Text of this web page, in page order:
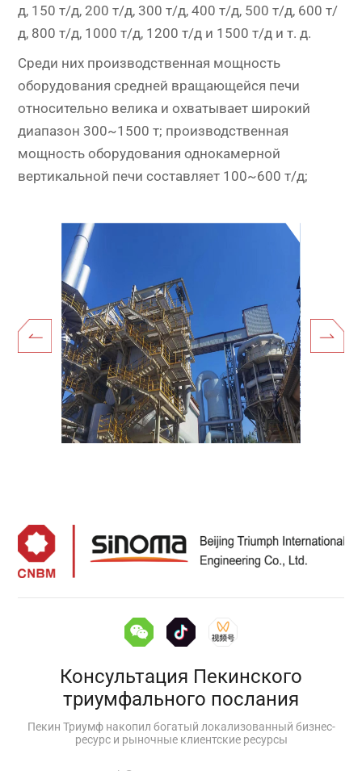
д, 150 т/д, 200 т/д, 300 т/д, 400 т/д, 500 т/д, 600 т/
д, 800 т/д, 1000 т/д, 1200 т/д и 1500 т/д и т. д.
Среди них производственная мощность
оборудования средней вращающейся печи
относительно велика и охватывает широкий
диапазон 300~1500 т; производственная
мощность оборудования однокамерной
вертикальной печи составляет 100~600 т/д;
Консультация Пекинского
триумфального послания
Пекин Триумф накопил богатый локализованный бизнес-
ресурс и рыночные клиентские ресурсы